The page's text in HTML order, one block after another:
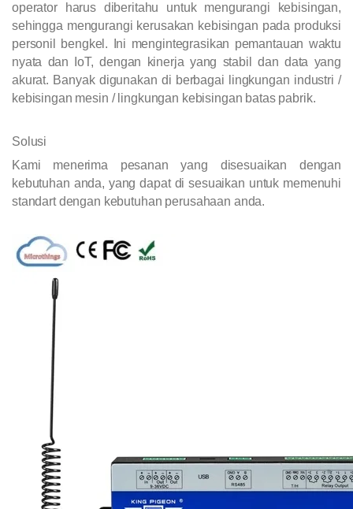
operator harus diberitahu untuk mengurangi kebisingan,
sehingga mengurangi kerusakan kebisingan pada produksi
personil bengkel. Ini mengintegrasikan pemantauan waktu
nyata dan IoT, dengan kinerja yang stabil dan data yang
akurat. Banyak digunakan di berbagai lingkungan industri /
kebisingan mesin / lingkungan kebisingan batas pabrik.
Solusi
Kami menerima pesanan yang disesuaikan dengan
kebutuhan anda, yang dapat di sesuaikan untuk memenuhi
standart dengan kebutuhan perusahaan anda.